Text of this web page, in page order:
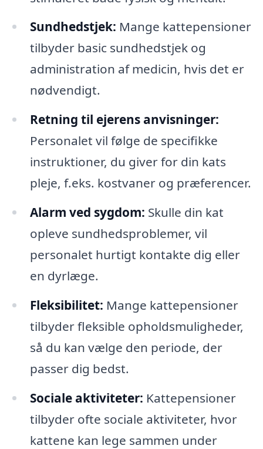
Sundhedstjek: Mange kattepensioner
tilbyder basic sundhedstjek og
administration af medicin, hvis det er
nødvendigt.
Retning til ejerens anvisninger:
Personalet vil følge de specifikke
instruktioner, du giver for din kats
pleje, f.eks. kostvaner og præferencer.
Alarm ved sygdom: Skulle din kat
opleve sundhedsproblemer, vil
personalet hurtigt kontakte dig eller
en dyrlæge.
Fleksibilitet: Mange kattepensioner
tilbyder fleksible opholdsmuligheder,
så du kan vælge den periode, der
passer dig bedst.
Sociale aktiviteter: Kattepensioner
tilbyder ofte sociale aktiviteter, hvor
kattene kan lege sammen under